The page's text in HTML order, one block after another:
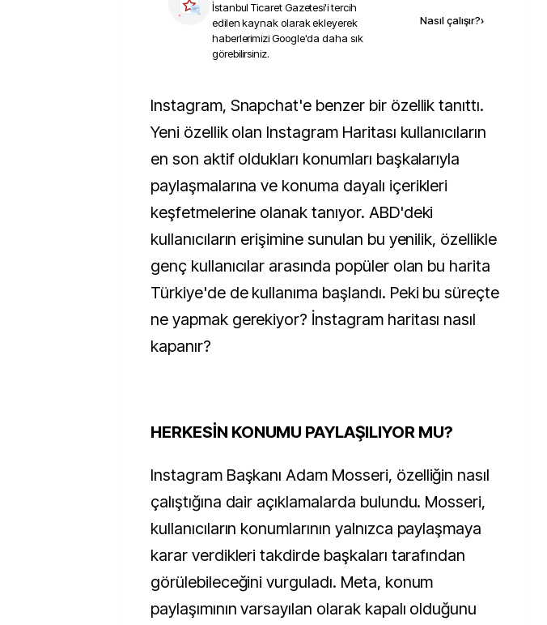
İstanbul Ticaret Gazetesi'i tercih
edilen kaynak olarak ekleyerek
haberlerimizi Google'da daha sık
görebilirsiniz.
Nasıl çalışır?›
Instagram, Snapchat'e benzer bir özellik tanıttı.
Yeni özellik olan Instagram Haritası kullanıcıların
en son aktif oldukları konumları başkalarıyla
paylaşmalarına ve konuma dayalı içerikleri
keşfetmelerine olanak tanıyor. ABD'deki
kullanıcıların erişimine sunulan bu yenilik, özellikle
genç kullanıcılar arasında popüler olan bu harita
Türkiye'de de kullanıma başlandı. Peki bu süreçte
ne yapmak gerekiyor? İnstagram haritası nasıl
kapanır?
HERKESİN KONUMU PAYLAŞILIYOR MU?
Instagram Başkanı Adam Mosseri, özelliğin nasıl
çalıştığına dair açıklamalarda bulundu. Mosseri,
kullanıcıların konumlarının yalnızca paylaşmaya
karar verdikleri takdirde başkaları tarafından
görülebileceğini vurguladı. Meta, konum
paylaşımının varsayılan olarak kapalı olduğunu